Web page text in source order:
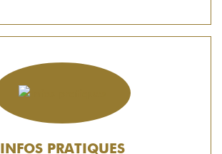
INFOS PRATIQUES